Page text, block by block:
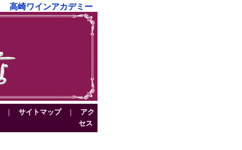
高崎ワインアカデミー
サイトマップ
アク
セス